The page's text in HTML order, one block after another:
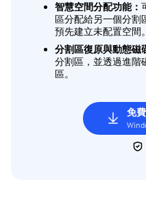
智慧空間分配功能：
區分配給另一個分割
預先建立未配置空間。
分割區復原與動態磁
分割區，並透過進階
區。
免